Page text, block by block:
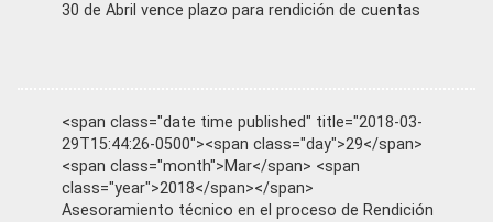
30 de Abril vence plazo para rendición de cuentas
<span class="date time published" title="2018-03-
29T15:44:26-0500"><span class="day">29</span>
<span class="month">Mar</span> <span
class="year">2018</span></span>
Asesoramiento técnico en el proceso de Rendición